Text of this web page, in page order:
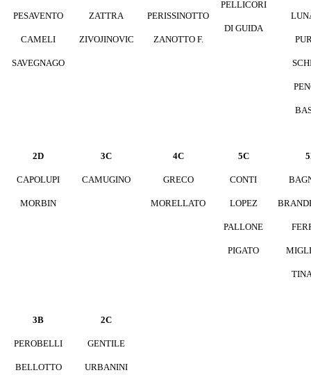
PESAVENTO
CAMELI
SAVEGNAGO
ZATTRA
ZIVOJINOVIC
PERISSINOTTO
ZANOTTO F.
PELLICORI
DI GUIDA
2D
CAPOLUPI
MORBIN
3C
CAMUGINO
4C
GRECO
MORELLATO
5C
CONTI
LOPEZ
PALLONE
PIGATO
3B
PEROBELLI
BELLOTTO
2C
GENTILE
URBANINI